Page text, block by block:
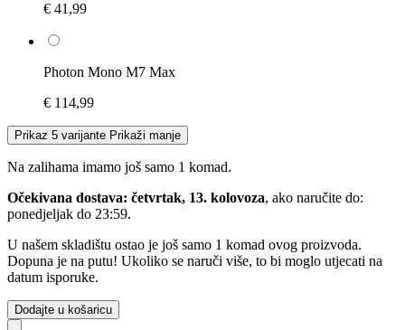
€ 41,99
Photon Mono M7 Max
€ 114,99
Prikaz 5 varijante Prikaži manje
Na zalihama imamo još samo 1 komad.
Očekivana dostava: četvrtak, 13. kolovoza, ako naručite do:
ponedjeljak do 23:59.
U našem skladištu ostao je još samo 1 komad ovog proizvoda.
Dopuna je na putu! Ukoliko se naruči više, to bi moglo utjecati na
datum isporuke.
Dodajte u košaricu